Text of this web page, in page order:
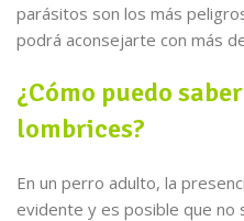
parásitos son los más
podrá aconsejarte con más
¿Cómo puedo
lombrices?
En un perro adulto, la
evidente y es posible que no